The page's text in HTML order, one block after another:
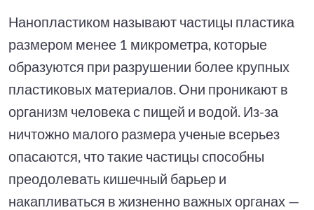
Нанопластиком называют частицы пластика
размером менее 1 микрометра, которые
образуются при разрушении более крупных
пластиковых материалов. Они проникают в
организм человека с пищей и водой. Из-за
ничтожно малого размера ученые всерьез
опасаются, что такие частицы способны
преодолевать кишечный барьер и
накапливаться в жизненно важных органах —